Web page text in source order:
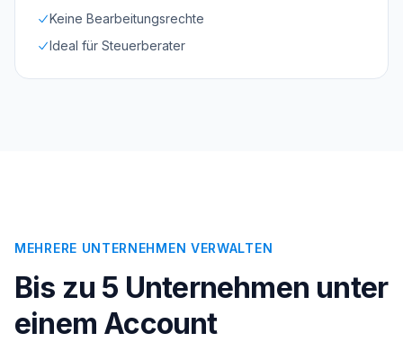
Keine Bearbeitungsrechte
Ideal für Steuerberater
MEHRERE UNTERNEHMEN VERWALTEN
Bis zu 5 Unternehmen unter
einem Account